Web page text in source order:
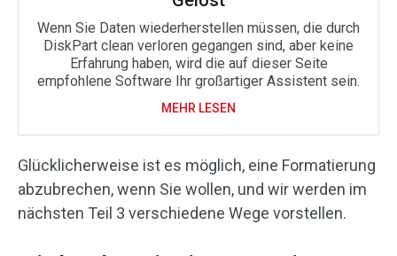
Wenn Sie Daten wiederherstellen müssen, die durch
DiskPart clean verloren gegangen sind, aber keine
Erfahrung haben, wird die auf dieser Seite
empfohlene Software Ihr großartiger Assistent sein.
MEHR LESEN
Glücklicherweise ist es möglich, eine Formatierung
abzubrechen, wenn Sie wollen, und wir werden im
nächsten Teil 3 verschiedene Wege vorstellen.